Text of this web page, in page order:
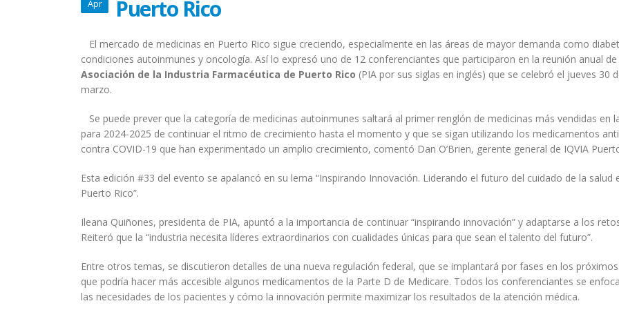
Apr
Puerto Rico
El mercado de medicinas en Puerto Rico sigue creciendo, especialmente en las áreas de mayor demanda como
condiciones autoinmunes y oncología. Así lo expresó uno de 12 conferenciantes que participaron en la reunión anual de
Asociación de la Industria Farmacéutica de Puerto Rico (PIA por sus siglas en inglés) que se celebró el jueves 30
marzo.
Se puede prever que la categoría de medicinas autoinmunes saltará al primer renglón de medicinas más vendidas en
para 2024-2025 de continuar el ritmo de crecimiento hasta el momento y que se sigan utilizando los medicamentos
contra COVID-19 que han experimentado un amplio crecimiento, comentó Dan O’Brien, gerente general de IQVIA
Esta edición #33 del evento se apalancó en su lema “Inspirando Innovación. Liderando el futuro del cuidado de la salud
Puerto Rico”.
Ileana Quiñones, presidenta de PIA, apuntó a la importancia de continuar “inspirando innovación” y adaptarse a los
Reiteró que la “industria necesita líderes extraordinarios con cualidades únicas para que sean el talento del futuro”.
Entre otros temas, se discutieron detalles de una nueva regulación federal, que se implantará por fases en los
que podría hacer más accesible algunos medicamentos de la Parte D de Medicare. Todos los conferenciantes se
las necesidades de los pacientes y cómo la innovación permite maximizar los resultados de la atención médica.